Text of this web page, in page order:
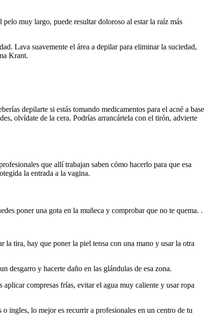
muy largo, puede resultar doloroso al estar la raíz más
Lava suavemente el área a depilar para eliminar la suciedad,
Krant.
depilarte si estás tomando medicamentos para el acné a base
olvídate de la cera. Podrías arrancártela con el tirón, advierte
que allí trabajan saben cómo hacerlo para que esa
la entrada a la vagina.
poner una gota en la muñeca y comprobar que no te quema. .
la tira, hay que poner la piel tensa con una mano y usar la otra
desgarro y hacerte daño en las glándulas de esa zona.
compresas frías, evitar el agua muy caliente y usar ropa
ingles, lo mejor es recurrir a profesionales en un centro de tu